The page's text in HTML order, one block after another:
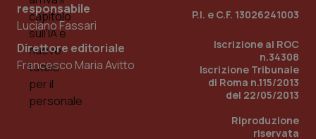
responsabile
Luciano Fassari
Direttore editoriale
Francesco Maria Avitto
P.I. e C.F. 13026241003
Iscrizione al ROC
n.34308
Iscrizione Tribunale
di Roma n.115/2013
del 22/05/2013
Riproduzione
riservata
PHPSESSID
www.quotidianosanita.it